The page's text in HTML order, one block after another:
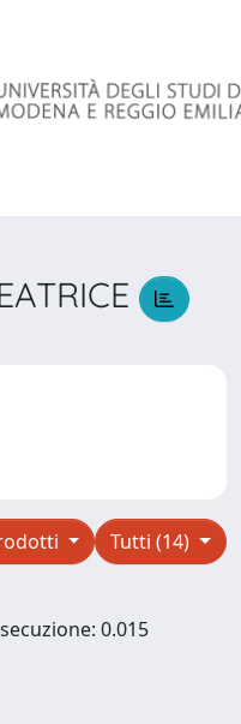
Tutti (14)
0.015